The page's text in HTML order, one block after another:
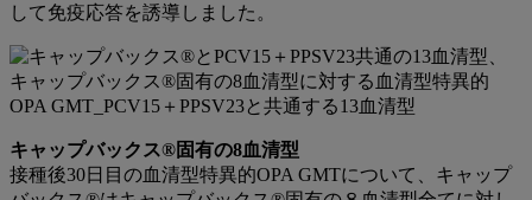
して免疫応答を誘導しました。
キャップバックス®固有の8血清型
接種後30日目の血清型特異的OPA GMTについて、キャップ